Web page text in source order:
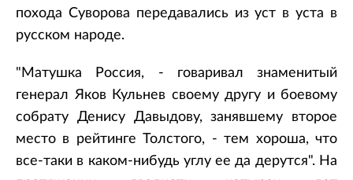
похода Суворова передавались из уст в уста в
русском народе.
"Матушка Россия, - говаривал знаменитый
генерал Яков Кульнев своему другу и боевому
собрату Денису Давыдову, занявшему второе
место в рейтинге Толстого, - тем хороша, что
все-таки в каком-нибудь углу ее да дерутся". На